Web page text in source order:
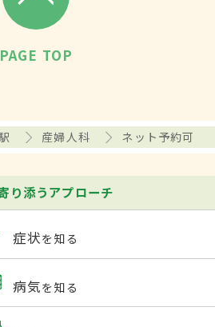
PAGE TOP
産婦人科 ネット予約可
り添うアプローチ
症状を知る
病気を知る